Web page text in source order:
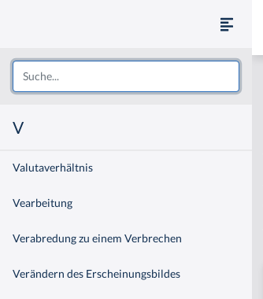
V
Valutaverhältnis
Vearbeitung
Verabredung zu einem Verbrechen
Verändern des Erscheinungsbildes